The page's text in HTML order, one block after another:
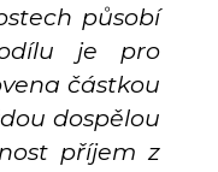
působí
je pro
částkou
dospělou
příjem z